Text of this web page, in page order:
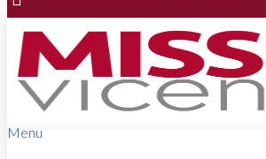
Menu